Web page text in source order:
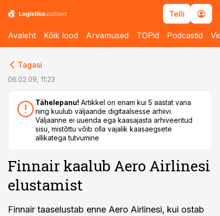
Telli
Avaleht Kõik lood Arvamused TOPid Podcastid
Tagasi
06.02.09, 11:23
Tähelepanu! Artikkel on enam kui 5 aastat vana
ning kuulub väljaande digitaalsesse arhiivi.
Väljaanne ei uuenda ega kaasajasta arhiveeritud
sisu, mistõttu võib olla vajalik kaasaegsete
allikatega tutvumine
Finnair kaalub Aero Airlinesi
elustamist
Finnair taaselustab enne Aero Airlinesi, kui ostab